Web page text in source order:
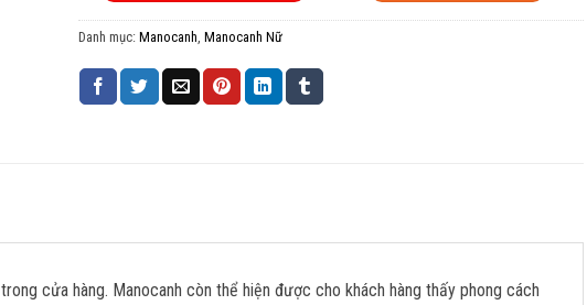
Danh mục: Manocanh Manocanh Nữ
cửa hàng. Manocanh còn thể hiện được cho khách hàng thấy phong cách